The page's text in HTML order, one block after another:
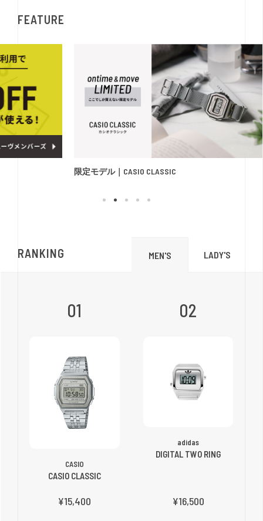
FEATURE
限定モデル｜CASIO CLASSIC
RANKING MEN'S LADY'S
01
CASIO
CASIO CLASSIC
¥15,400
02
adidas
DIGITAL TWO RING
¥16,500